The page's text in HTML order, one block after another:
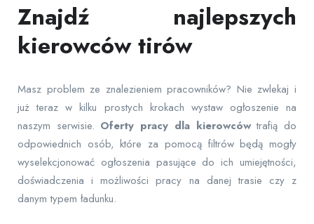
Znajdź najlepszych
kierowców tirów
Masz problem ze znalezieniem pracowników? Nie zwlekaj i
już teraz w kilku prostych krokach wystaw ogłoszenie na
naszym serwisie. Oferty pracy dla kierowcówtrafią do
odpowiednich osób, które za pomocą filtrów będą mogły
wyselekcjonować ogłoszenia pasujące do ich umiejętności,
doświadczenia i możliwości pracy na danej trasie czy z
danym typem ładunku.